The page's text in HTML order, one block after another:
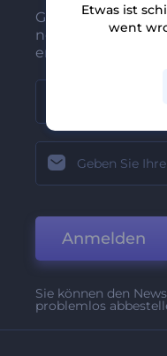
Gehören Sie zu
neuesten
erhalten
Anmelden
Sie können den
problemlos
Etwas ist
went